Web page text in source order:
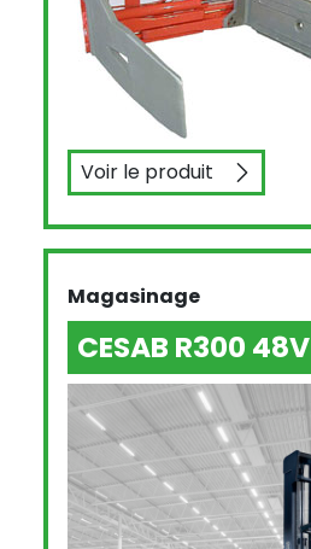
Voir le produitPinces à balles
Magasinage
CESAB R300 48V